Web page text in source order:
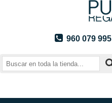
960 079 995